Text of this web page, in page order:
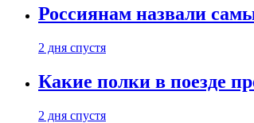
Россиянам назвали
2 дня спустя
Какие полки в поезде
2 дня спустя